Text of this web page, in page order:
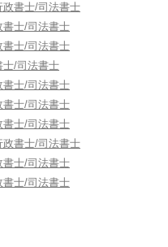
書士/司法書士
書士/司法書士
書士/司法書士
士/司法書士
書士/司法書士
書士/司法書士
書士/司法書士
書士/司法書士
書士/司法書士
書士/司法書士